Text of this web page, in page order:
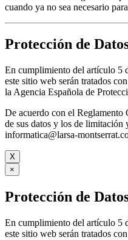
cuando ya no sea necesario
Protección de
En cumplimiento del artículo 5
este sitio web serán tratados
la Agencia Española de
De acuerdo con el Reglamento
de sus datos y los de
informatica@larsa-
X
×
Protección de
En cumplimiento del artículo 5
este sitio web serán tratados